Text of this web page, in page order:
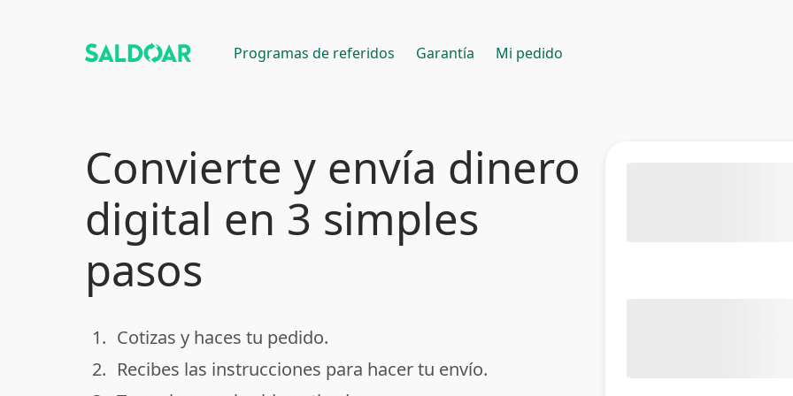
Programas de referidos Garantía Mi pedido
Convierte y envía dinero
digital en 3 simples
pasos
done
1. Cotizas y haces tu pedido.
done
2. Recibes las instrucciones para hacer tu envío.